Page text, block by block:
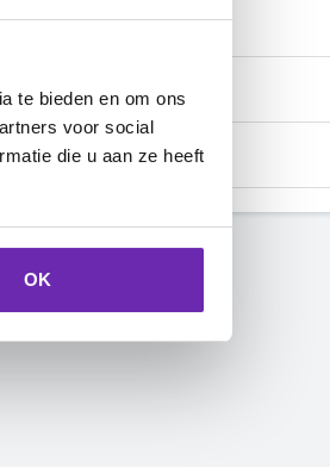
te bieden en om ons
voor social
die u aan ze heeft
OK